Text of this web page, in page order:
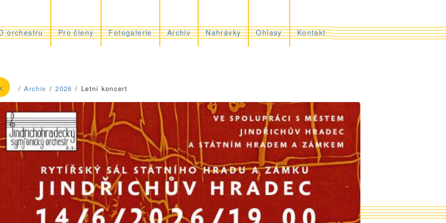
orchestru Pro členy Fotogalerie Archiv Nahrávky Ohlasy Kontakt
symfonický orchestr
Archiv 2026 Letní koncert